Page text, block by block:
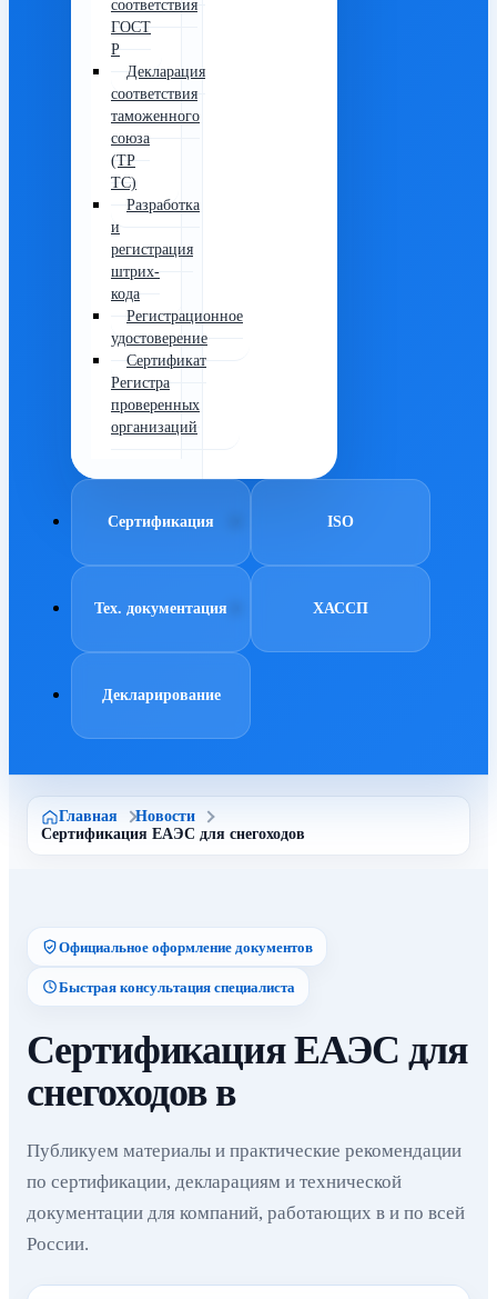
соответствия
ГОСТ
Р
Декларация
соответствия
таможенного
союза
(ТР
ТС)
Разработка
и
регистрация
штрих-
кода
Регистрационное
удостоверение
Сертификат
Регистра
проверенных
организаций
Сертификация ISO
Тех. документация ХАССП
Декларирование
Главная
Новости
Сертификация ЕАЭС для снегоходов
Официальное оформление документов
Быстрая консультация специалиста
Сертификация ЕАЭС для
снегоходов в
Публикуем материалы и практические рекомендации
по сертификации, декларациям и технической
документации для компаний, работающих в и по всей
России.